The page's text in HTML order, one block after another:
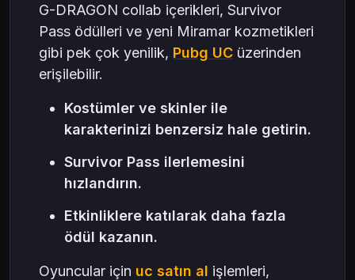
G-DRAGON collab içerikleri, Survivor
Pass ödülleri ve yeni Miramar kozmetikleri
gibi pek çok yenilik, Pubg UC üzerinden
erişilebilir.
Kostümler ve skinler ile
karakterinizi benzersiz hale getirin.
Survivor Pass ilerlemesini
hızlandırın.
Etkinliklere katılarak daha fazla
ödül kazanın.
Oyuncular için uc satın al işlemleri,